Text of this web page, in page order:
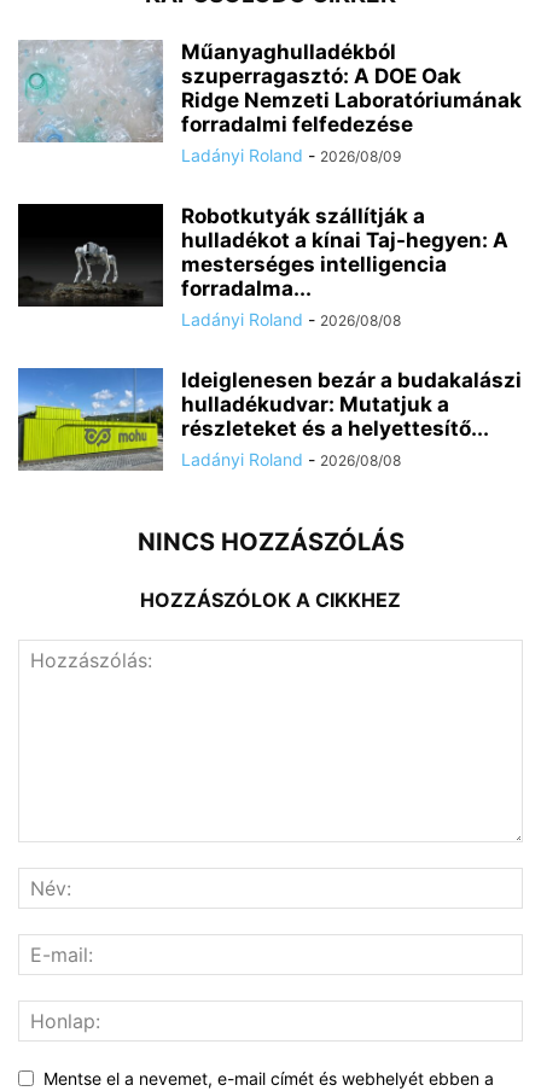
Műanyaghulladékból
szuperragasztó: A DOE Oak
Ridge Nemzeti Laboratóriumának
forradalmi felfedezése
Ladányi Roland - 2026/08/09
Robotkutyák szállítják a
hulladékot a kínai Taj-hegyen: A
mesterséges intelligencia
forradalma...
Ladányi Roland - 2026/08/08
Ideiglenesen bezár a budakalászi
hulladékudvar: Mutatjuk a
részleteket és a helyettesítő...
Ladányi Roland - 2026/08/08
NINCS HOZZÁSZÓLÁS
HOZZÁSZÓLOK A CIKKHEZ
Mentse el a nevemet, e-mail címét és webhelyét ebben a